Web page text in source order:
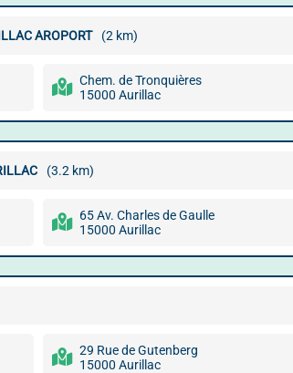
AROPORT (2 km)
Chem. de Tronquières
15000 Aurillac
(3.2 km)
65 Av. Charles de Gaulle
15000 Aurillac
29 Rue de Gutenberg
15000 Aurillac